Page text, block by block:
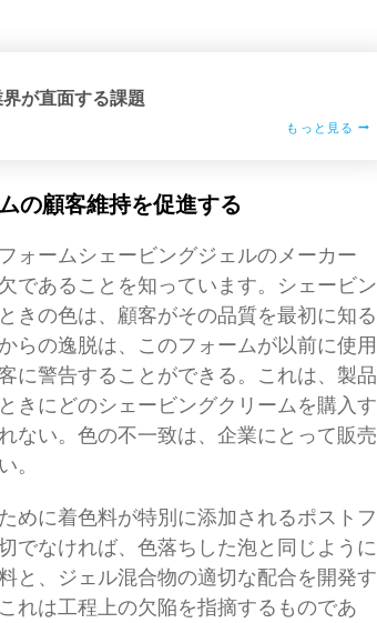
が直面する課題
もっと見る
の顧客維持を促進する
ォームシェービングジェルのメーカー
であることを知っています。シェービン
きの色は、顧客がその品質を最初に知る
らの逸脱は、このフォームが以前に使用
に警告することができる。これは、製品
きにどのシェービングクリームを購入す
ない。色の不一致は、企業にとって販売
。
めに着色料が特別に添加されるポストフ
でなければ、色落ちした泡と同じように
と、ジェル混合物の適切な配合を開発す
れは工程上の欠陥を指摘するものであ